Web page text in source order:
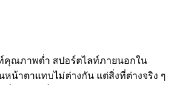
คุณภาพต่ำ สปอร์ตไลท์ภายนอกใน
น้าตาแทบไม่ต่างกัน แต่สิ่งที่ต่างจริง ๆ